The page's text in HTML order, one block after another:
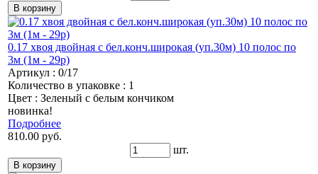
0.17 хвоя двойная с бел.конч.широкая (уп.30м) 10 полос по
3м (1м - 29р)
Артикул : 0/17
Количество в упаковке : 1
Цвет : Зеленый с белым кончиком
новинка!
Подробнее
810.00 руб.
шт.